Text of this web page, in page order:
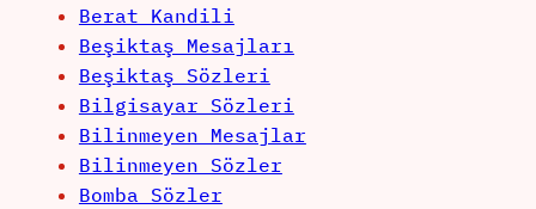
Berat Kandili
Beşiktaş Mesajları
Beşiktaş Sözleri
Bilgisayar Sözleri
Bilinmeyen Mesajlar
Bilinmeyen Sözler
Bomba Sözler